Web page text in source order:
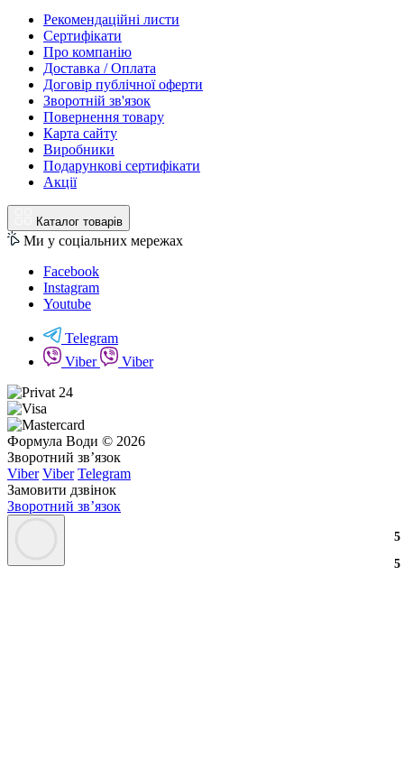
3
3
2
2
3
3
5
5
Рекомендаційні листи
Сертифікати
Про компанію
Доставка / Оплата
Договір публічної оферти
Зворотній зв'язок
Повернення товару
Карта сайту
Виробники
Подарункові сертифікати
Акції
Каталог товарів
Ми у соціальних мережах
Facebook
Instagram
Youtube
Telegram
Viber
Viber
Формула Води © 2026
Зворотний зв’язок
Viber Viber Telegram
Замовити дзвінок
Зворотний зв’язок